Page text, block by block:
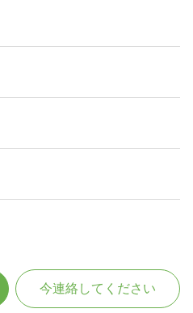
今連絡してください